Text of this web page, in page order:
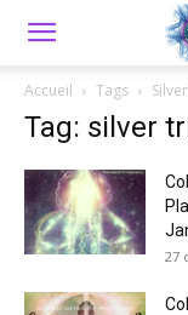
Accueil Tags
Tag: silver
27